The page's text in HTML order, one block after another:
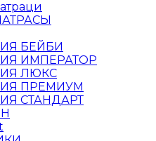
БЕЙБИ
ИМПЕРАТОР
ЛЮКС
ПРЕМИУМ
СТАНДАРТ